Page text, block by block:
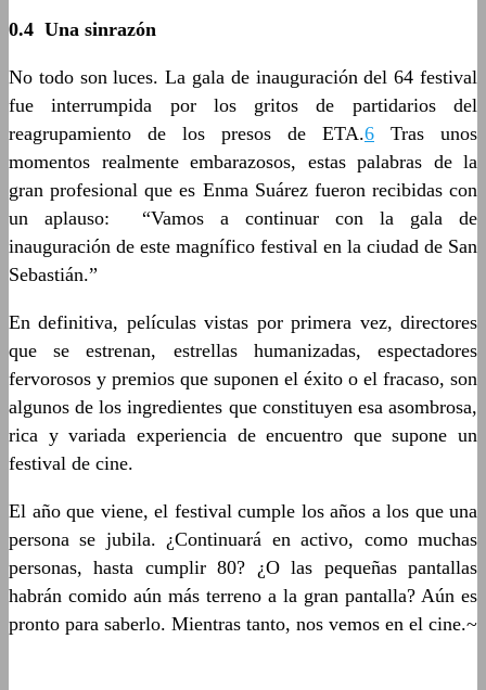
0.4 Una sinrazón
No todo son luces. La gala de inauguración del 64 festival
fue interrumpida por los gritos de partidarios del
reagrupamiento de los presos de ETA.6 Tras unos
momentos realmente embarazosos, estas palabras de la
gran profesional que es Enma Suárez fueron recibidas con
un aplauso: “Vamos a continuar con la gala de
inauguración de este magnífico festival en la ciudad de San
Sebastián.”
En definitiva, películas vistas por primera vez, directores
que se estrenan, estrellas humanizadas, espectadores
fervorosos y premios que suponen el éxito o el fracaso, son
algunos de los ingredientes que constituyen esa asombrosa,
rica y variada experiencia de encuentro que supone un
festival de cine.
El año que viene, el festival cumple los años a los que una
persona se jubila. ¿Continuará en activo, como muchas
personas, hasta cumplir 80? ¿O las pequeñas pantallas
habrán comido aún más terreno a la gran pantalla? Aún es
pronto para saberlo. Mientras tanto, nos vemos en el cine.~